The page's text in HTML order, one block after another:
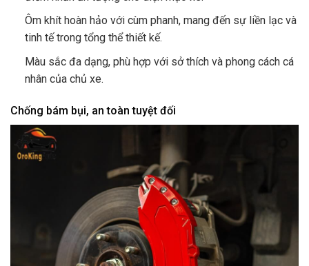
Ôm khít hoàn hảo với cùm phanh, mang đến sự liền lạc và
tinh tế trong tổng thể thiết kế.
Màu sắc đa dạng, phù hợp với sở thích và phong cách cá
nhân của chủ xe.
Chống bám bụi, an toàn tuyệt đối